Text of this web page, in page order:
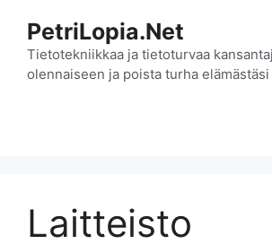
sisältöön
PetriLopia.Net
Tietotekniikkaa ja tietoturvaa
olennaiseen ja poista turha elämästäsi
Laitteisto